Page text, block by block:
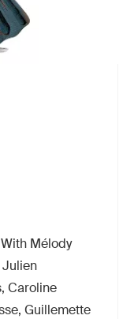
Mélody
Julien
Caroline
Guillemette